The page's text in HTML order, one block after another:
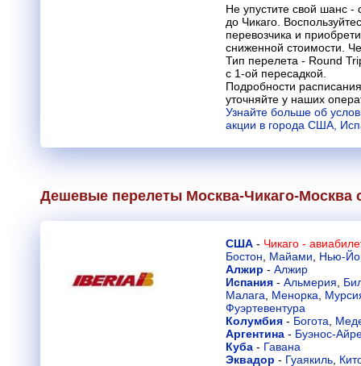
Не упустите свой шанс
до Чикаго.
перевозчика и
сниженной стоимости.
Тип перелета - Round
с 1-ой пересадкой.
Подробности
уточняйте у наших
Узнайте больше об
акции в города США,
Дешевые перелеты Москва-Чикаго-Москва
США - Чикаго -
Бостон
Майами
Нью-
Алжир - Алжир
Испания - Альмерия
Малага
Менорка
Фуэртевентура
Колумбия - Богота
Аргентина - Буэнос-
Куба - Гавана
Эквадор - Гуаякиль